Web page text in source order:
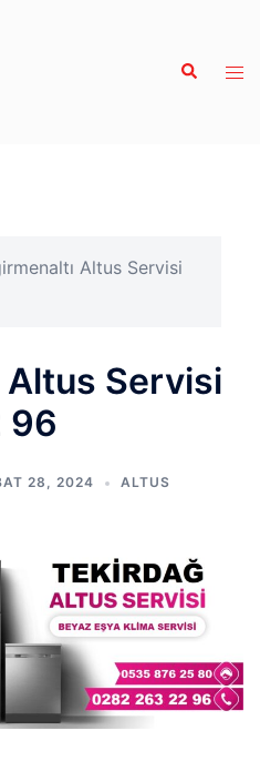
Search
Altus Servisi
Altus Servisi
96
28, 2024 ALTUS